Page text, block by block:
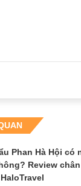
Phan Hà Hội có
Review